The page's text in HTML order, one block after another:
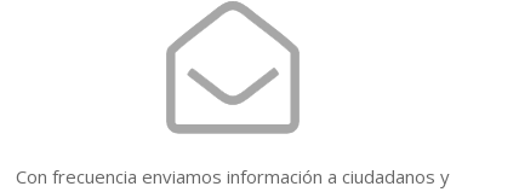
Con frecuencia enviamos información a ciudadanos y